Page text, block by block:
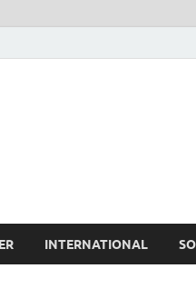
INTERNATIONAL